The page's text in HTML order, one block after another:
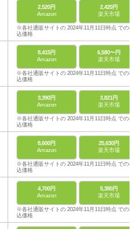
2,520円
Amazon
2,420円
楽天市場
※各社通販サイトの 2024年11月11日時点 での税
込価格
8,415円
Amazon
6,580〜円
楽天市場
※各社通販サイトの 2024年11月11日時点 での税
込価格
3,390円
Amazon
3,821円
楽天市場
※各社通販サイトの 2024年11月11日時点 での税
込価格
8,600円
Amazon
25,630円
楽天市場
※各社通販サイトの 2024年11月11日時点 での税
込価格
4,700円
Amazon
5,380円
楽天市場
※各社通販サイトの 2024年11月11日時点 での税
込価格